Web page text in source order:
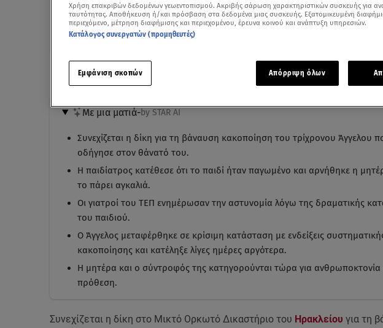
Δείτε περισσότερα άρθρα μας στα αποτελέσματα αναζήτησης
Add star.gr on Google
Ακούστε το άρθρο
Με μια ματιά-by STAR AI
Συνεχίζεται η δίκη για τη βάναυση κακοποίηση του τρίχρονου Άγγελου
οδήγησε στον θάνατό του.
Η παιδίατρος κατέθεσε ότι το παιδί ήταν παγωμένο και αρνήθηκε η
το πάρει αγκαλιά.
Οι γιατροί του ΤΕΠ ενημέρωσαν την αστυνομία λόγω της δραματικής
του παιδιού.
Ο Άγγελος μεταφέρθηκε σε κρίσιμη κατάσταση με ενδείξεις
κακοποίησης και κατέληξε λίγες ημέρες αργότερα.
Η μητέρα και ο σύντροφός της κατηγορούνται τώρα για
πρόθεση.
Συνεχίζεται η δίκη στο Μικτό Ορκωτό Δικαστήριο του Ηρακλείου για τη
Χρήση επακριβών δεδομένων γεωεντοπισμού. Ακριβής σάρωση χαρακτηριστικών συσκευής για
ταυτότητας. Αποθήκευση ή/και πρόσβαση στα δεδομένα μιας συσκευής. Εξατομικευμένη
περιεχόμενο, μέτρηση διαφήμισης και περιεχομένου, έρευνα κοινού και ανάπτυξη υπηρεσιών.
Κατάλογος συνεργατών (προμηθευτές)
Εμφάνιση σκοπών Απόρριψη όλων